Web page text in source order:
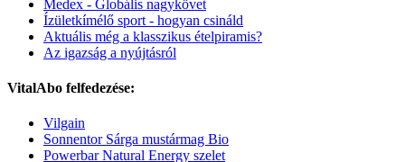
Medex - Globális nagykövet
Ízületkímélő sport - hogyan csináld
Aktuális még a klasszikus ételpiramis?
Az igazság a nyújtásról
VitalAbo felfedezése:
Vilgain
Sonnentor Sárga mustármag Bio
Powerbar Natural Energy szelet